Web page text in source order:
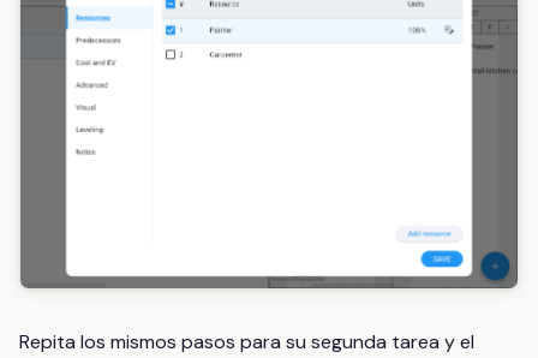
Repita los mismos pasos para su segunda tarea y el